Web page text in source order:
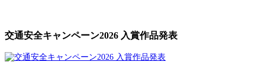
交通安全キャンペーン2026 入賞作品発表